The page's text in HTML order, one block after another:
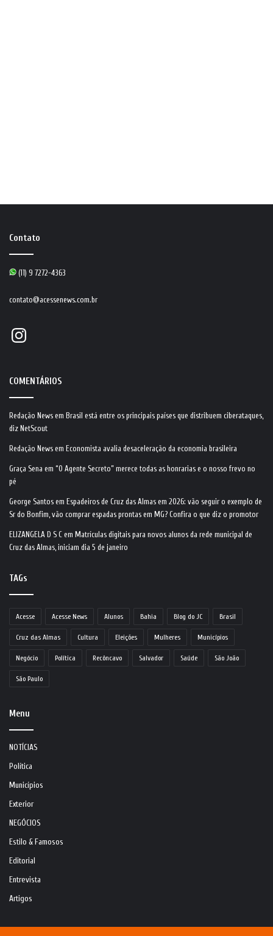
Contato
(11) 9 7272-4363
contato@acessenews.com.br
Instagram
COMENTÁRIOS
Redação News em Brasil está entre os principais países que distribuem ciberataques,
diz NetScout
Redação News em Economista avalia desaceleração da economia brasileira
Graça Sena em “O Agente Secreto” merece todas as honrarias e o nosso frevo no
pé
George Santos em Espadeiros de Cruz das Almas em 2026: vão seguir o exemplo de
Sr do Bonfim, vão comprar espadas prontas em MG? Confira o que diz o promotor
ELIZANGELA D S C em Matrículas digitais para novos alunos da rede municipal de
Cruz das Almas, iniciam dia 5 de janeiro
TAGs
Acesse Acesse News Alunos Bahia Blog do JC Brasil
Cruz das Almas Cultura Eleições Mulheres Municípios
Negócio Política Recôncavo Salvador Saúde São João
São Paulo
Menu
NOTÍCIAS
Política
Municípios
Exterior
NEGÓCIOS
Estilo & Famosos
Editorial
Entrevista
Artigos